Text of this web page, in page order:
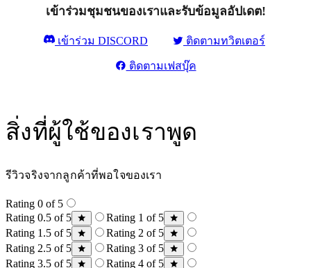
เข้าร่วมชุมชนของเราและรับข้อมูลอัปเดต!
เข้าร่วม DISCORD ติดตามทวิตเตอร์
ติดตามเฟสบุ๊ค
สิ่งที่ผู้ใช้ของเราพูด
รีวิวจริงจากลูกค้าที่พอใจของเรา
Rating 0 of 5
Rating 0.5 of 5
Rating 1 of 5
Rating 1.5 of 5
Rating 2 of 5
Rating 2.5 of 5
Rating 3 of 5
Rating 3.5 of 5
Rating 4 of 5